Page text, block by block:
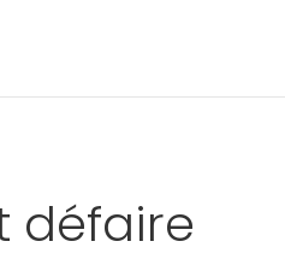
défaire